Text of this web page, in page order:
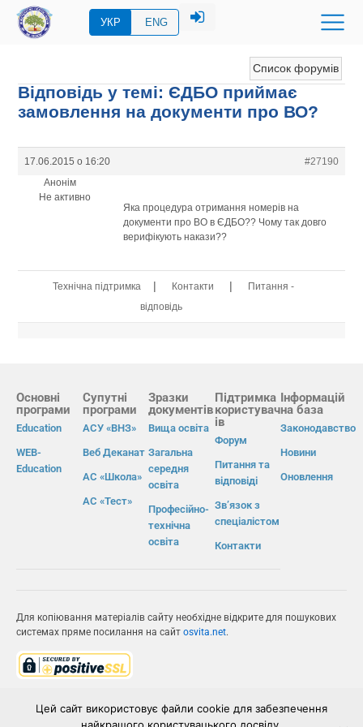
УКР ENG
Список форумів
Відповідь у темі: ЄДБО приймає
замовлення на документи про ВО?
17.06.2015 о 16:20
#27190
Анонім
Не активно
Яка процедура отримання номерів на
документи про ВО в ЄДБО?? Чому так довго
верифікують накази??
Технічна підтримка | Контакти |
Питання -
відповідь
Основні
програми
Education
WEB-
Education
Супутні
програми
АСУ «ВНЗ»
Веб Деканат
АС «Школа»
АС «Тест»
Зразки
документів
Вища освіта
Загальна
середня
освіта
Професійно-
технічна
освіта
Підтримка
користувач
ів
Форум
Питання та
відповіді
Зв’язок з
спеціалістом
Контакти
Інформацій
на база
Законодавство
Новини
Оновлення
Для копіювання матеріалів сайту необхідне відкрите для пошукових
системах пряме посилання на сайт osvita.net.
Цей сайт використовує файли cookie для забезпечення